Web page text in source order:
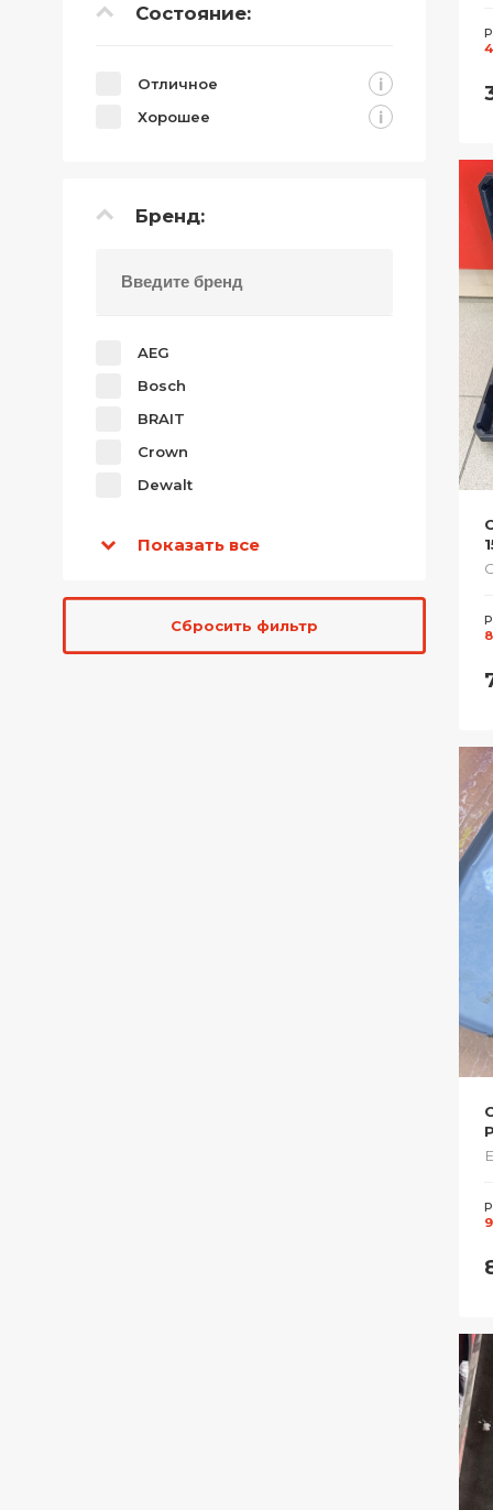
Состояние:
Отличное i
Хорошее i
Бренд:
AEG
Bosch
BRAIT
Crown
Dewalt
Показать все
Сбросить фильтр